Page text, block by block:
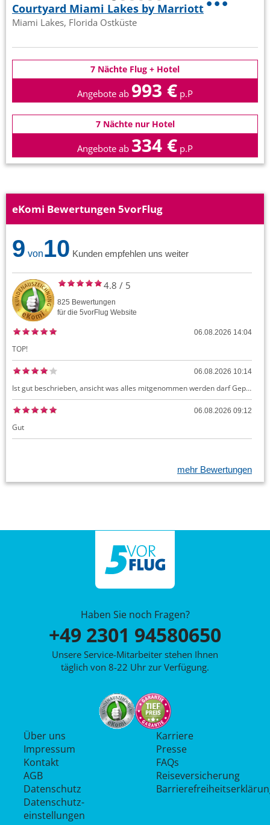
Courtyard Miami Lakes by Marriott
Miami Lakes, Florida Ostküste
7 Nächte Flug + Hotel
Angebote ab 993 € p.P
7 Nächte nur Hotel
Angebote ab 334 € p.P
eKomi Bewertungen 5vorFlug
9 von10 Kunden empfehlen uns weiter
4.8 / 5
825 Bewertungen
für die 5vorFlug Website
06.08.2026 14:04
TOP!
06.08.2026 10:14
Ist gut beschrieben, ansicht was alles mitgenommen werden darf Gepäck dürfte auch kostenloses Handgepäck umfassen, ansonsten sehr easy zu machen
06.08.2026 09:12
Gut
mehr Bewertungen
Haben Sie noch Fragen?
+49 2301 94580650
Unsere Service-Mitarbeiter stehen Ihnen
täglich von 8-22 Uhr zur Verfügung.
Über uns
Impressum
Kontakt
AGB
Datenschutz
Datenschutz­
einstellungen
Karriere
Presse
FAQs
Reiseversicherung